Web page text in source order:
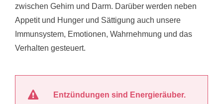
zwischen Gehirn und Darm. Darüber werden neben
Appetit und Hunger und Sättigung auch unsere
Immunsystem, Emotionen, Wahrnehmung und das
Verhalten gesteuert.
Entzündungen sind Energieräuber.